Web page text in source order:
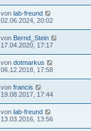
von lab-freund
02.06.2024, 20:02
von Bernd_Stein
17.04.2020, 17:17
von dotmarkus
06.12.2018, 17:58
von francis
19.08.2017, 17:44
von lab-freund
13.03.2016, 13:56